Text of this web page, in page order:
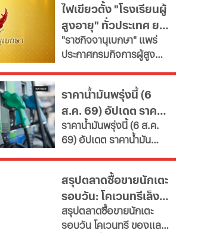
ไฟเขียวตั้ง "โรงเรียนผู้
สูงอายุ" ทั่วประเทศ ยก
ระดับคุณภาพชีวิต เช็ก
เงื่อนไข
"ราชกิจจานุเบกษา" แพร่
ประกาศกรมกิจการผู้สูง
"โรงเรียนผู้สูงอายุ" มุ่งขับ
เคลื่อนสังคมสูงวัยอย่างมี
คุณค่า หนุนพัฒนา
ศักยภาพ-เรียนรู้ตลอดชีวิต
เผยช่องทางยื่นคำขอทั้ง
กทม.-ต่างจังหวัด พบ
ฝ่าฝืนเกณฑ์เสี่ยงถูกสั่ง
เพิกถอน
ราคาน้ำมันพรุ่งนี้ (6
ส.ค. 69) อัปเดต ราคา
น้ำมันล่าสุด จากปั๊ม
ใหญ่
ราคาน้ำมันพรุ่งนี้ (6 ส.ค.
69) อัปเดต ราคาน้ำมัน
ขนาดใหญ่ มีทั้งราคาน้ำมัน
ดีเซล เบนซิน และ แก๊สโซ
ฮอล์
สรุปตลาดซื้อขายนักเตะ
รอบวัน: โคเวนทรีเล็ง
"มูดริก" สาลิกาปัดปืน
ซื้อ "กิมาไรส์"
สรุปตลาดซื้อขายนักเตะ
รอบวัน โคเวนทรี ของแลม